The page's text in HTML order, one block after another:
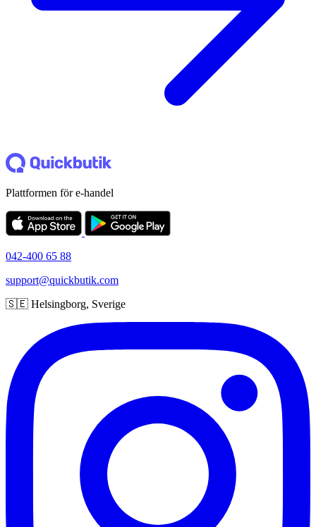
Plattformen för e-handel
042-400 65 88
support@quickbutik.com
🇸🇪 Helsingborg, Sverige